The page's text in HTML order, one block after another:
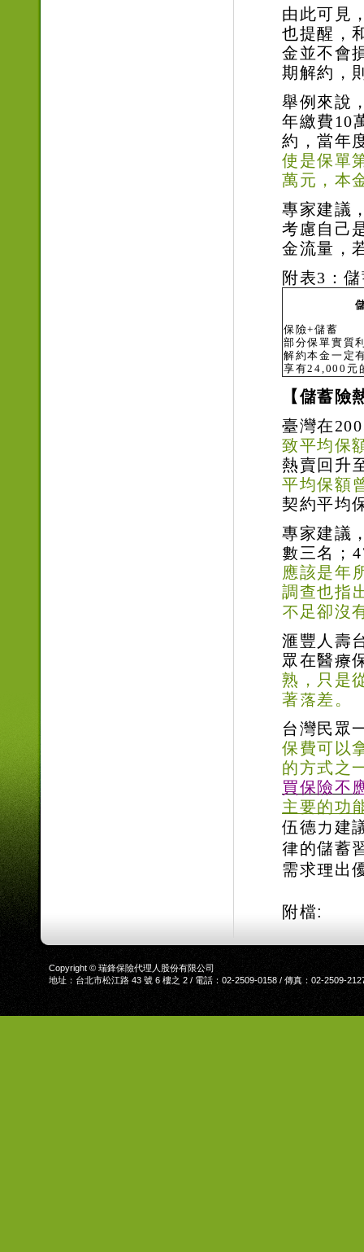
由此可見
也提醒，
金並不會
期解約，
舉例來說
年繳費10
約，當年
使是保單
萬元，本
專家建議
考慮自己
金流量，
附表3：
保險+儲蓄
部分保單實質
解約本金一定
享有24,000元
【儲蓄
臺灣在
致平均保
熱賣回升
平均保額
契約平均
專家建議
數三名；
應該是年
調查也指
不足卻沒
滙豐人壽
眾在醫療
熟，只是
著落差。
台灣民眾
保費可以
的方式之
買保險不
主要的功
伍德力建
律的儲蓄
需求理出
附檔:
Copyright © 瑞鋒保險代理人股份有限公司
地址：台北市松江路 43 號 6 樓之 2 / 電話：02-2509-0158 / 傳真：02-2509-